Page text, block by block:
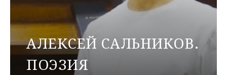
АЛЕКСЕЙ САЛЬНИКОВ.
ПОЭЗИЯ